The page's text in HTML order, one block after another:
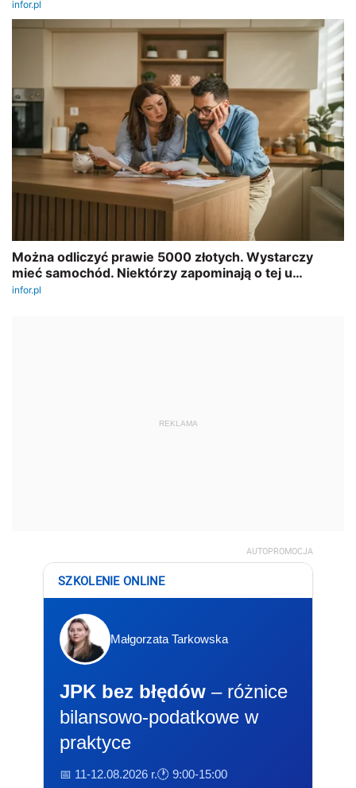
REKLAMA
AUTOPROMOCJA
SZKOLENIE ONLINE
Małgorzata Tarkowska
JPK bez błędów – różnice
bilansowo-podatkowe w
praktyce
📅 11-12.08.2026 r.🕐 9:00-15:00